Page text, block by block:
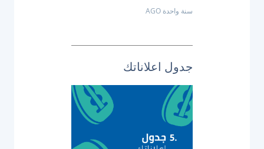
الوثائق والإرشادات
تكاملات واجهة برمجة التطبيقات
سنة واحدة AGO
جدول اعلاناتك